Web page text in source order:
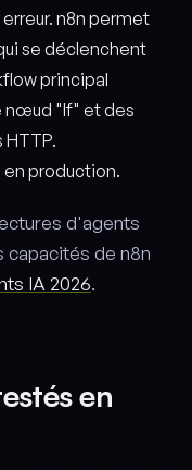
n8n permet
se déclenchent
principal
nœud "If" et des
en production.
d'agents
capacités de n8n
IA 2026.
en